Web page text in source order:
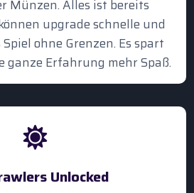
Münzen. Alles ist bereits
upgrade schnelle und
ohne Grenzen. Es spart
ganze Erfahrung mehr Spaß.
Unlocked